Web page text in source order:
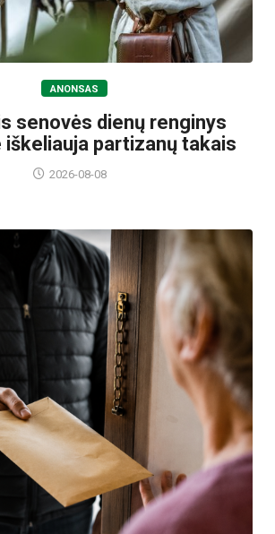
ANONSAS
senovės dienų renginys
iškeliauja partizanų takais
2026-08-08